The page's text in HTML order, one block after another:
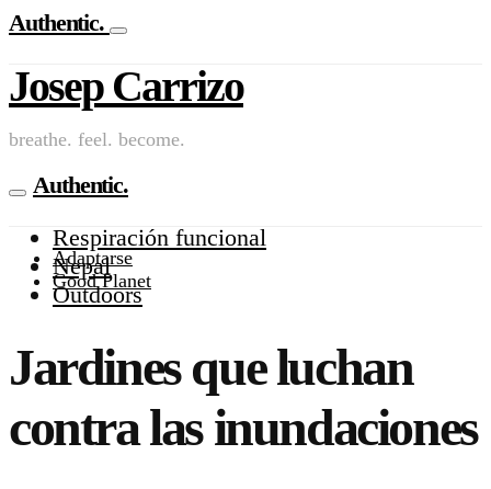
Authentic.
Josep Carrizo
breathe. feel. become.
Authentic.
Respiración funcional
Nepal
Outdoors
Adaptarse
Good Planet
Jardines que luchan
contra las inundaciones